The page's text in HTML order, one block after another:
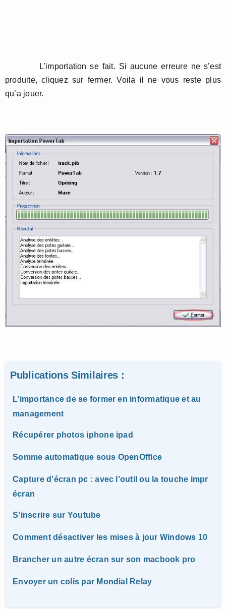
L’importation se fait. Si aucune erreure ne s’est
produite, cliquez sur fermer. Voila il ne vous reste plus
qu’a jouer.
Publications Similaires :
L’importance de se former en informatique et au
management
Récupérer photos iphone ipad
Somme automatique sous OpenOffice
Capture d’écran pc : avec l’outil ou la touche impr
écran
S’inscrire sur Youtube
Comment désactiver les mises à jour Windows 10
Brancher un autre écran sur son macbook pro
Envoyer un colis par Mondial Relay